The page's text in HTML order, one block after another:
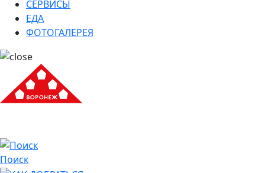
СЕРВИСЫ
ЕДА
ФОТОГАЛЕРЕЯ
Поиск